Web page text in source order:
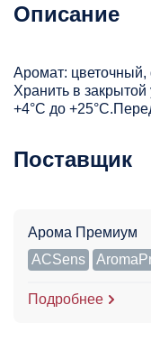
Описание
Аромат:
Хранить в
+4°С до
Поставщик
Арома Премиум
ACSens
Подробнее